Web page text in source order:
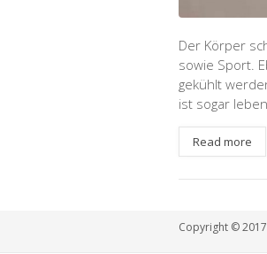
Der Körper
sowie Sport.
gekühlt
ist sogar
Read more
Copyright ©